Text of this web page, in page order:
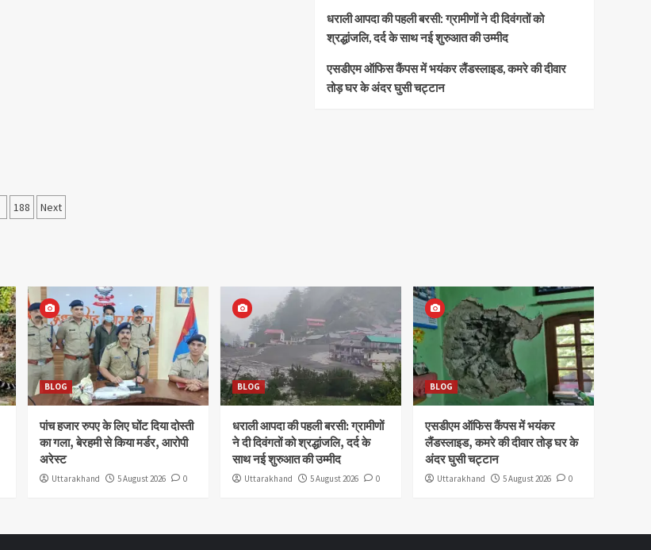
188 Next
धराली आपदा की पहली बरसी: ग्रामीणों ने दी दिवंगतों को
श्रद्धांजलि, दर्द के साथ नई शुरुआत की उम्मीद
एसडीएम ऑफिस कैंपस में भयंकर लैंडस्लाइड, कमरे की दीवार
तोड़ घर के अंदर घुसी चट्टान
BLOG
पांच हजार रुपए के लिए घोंट दिया दोस्ती
का गला, बेरहमी से किया मर्डर, आरोपी
अरेस्ट
Uttarakhand 5 August 2026 0
BLOG
धराली आपदा की पहली बरसी: ग्रामीणों
ने दी दिवंगतों को श्रद्धांजलि, दर्द के
साथ नई शुरुआत की उम्मीद
Uttarakhand 5 August 2026 0
BLOG
एसडीएम ऑफिस कैंपस में भयंकर
लैंडस्लाइड, कमरे की दीवार तोड़ घर के
अंदर घुसी चट्टान
Uttarakhand 5 August 2026 0